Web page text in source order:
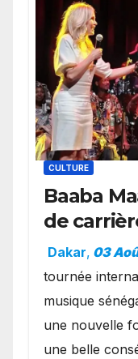
CULTURE
Baaba
de
royale.
Dakar, 03
tournée
musique
une nouvelle
une belle